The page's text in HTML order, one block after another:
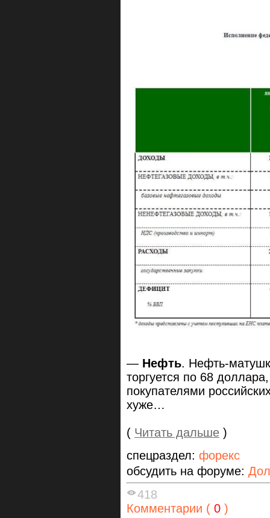
— Нефть. Нефть-
торгуется по 68
покупателями
хуже…
( Читать дальше )
спецраздел: форекс
обсудить на форуме:
418
Комментарии ( 0 )